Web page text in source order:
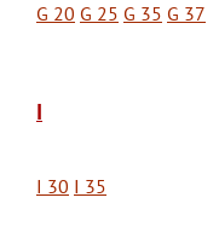
G 20 G 25 G 35 G 37
I
I 30 I 35